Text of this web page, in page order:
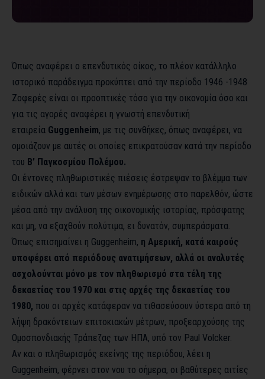
Όπως αναφέρει ο επενδυτικός οίκος, το πλέον κατάλληλο
ιστορικό παράδειγμα προκύπτει από την περίοδο 1946 -1948
Ζοφερές είναι οι προοπτικές τόσο για την οικονομία όσο και
για τις αγορές αναφέρει η γνωστή επενδυτική
εταιρεία Guggenheim, με τις συνθήκες, όπως αναφέρει, να
ομοιάζουν με αυτές οι οποίες επικρατούσαν κατά την περίοδο
του Β’ Παγκοσμίου Πολέμου.
Οι έντονες πληθωριστικές πιέσεις έστρεψαν το βλέμμα των
ειδικών αλλά και των μέσων ενημέρωσης στο παρελθόν, ώστε
μέσα από την ανάλυση της οικονομικής ιστορίας, πρόσφατης
και μη, να εξαχθούν πολύτιμα, ει δυνατόν, συμπεράσματα.
Όπως επισημαίνει η Guggenheim, η Αμερική, κατά καιρούς
υποφέρει από περιόδους ανατιμήσεων, αλλά οι αναλυτές
ασχολούνται μόνο με τον πληθωρισμό στα τέλη της
δεκαετίας του 1970 και στις αρχές της δεκαετίας του
1980, που οι αρχές κατάφεραν να τιθασεύσουν ύστερα από τη
λήψη δρακόντειων επιτοκιακών μέτρων, προξεαρχούσης της
Ομοσπονδιακής Τράπεζας των ΗΠΑ, υπό τον Paul Volcker.
Αν και ο πληθωρισμός εκείνης της περιόδου, λέει η
Guggenheim, φέρνει στον νου το σήμερα, οι βαθύτερες αιτίες